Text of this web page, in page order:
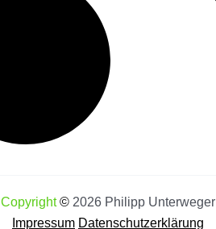
Copyright© 2026 Philipp Unterweger
Impressum Datenschutzerklärung